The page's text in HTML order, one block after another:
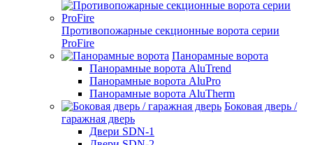
Противопожарные секционные ворота серии
ProFire
Панорамные ворота
Панорамные ворота AluTrend
Панорамные ворота AluPro
Панорамные ворота AluTherm
Боковая дверь /
гаражная дверь
Двери SDN-1